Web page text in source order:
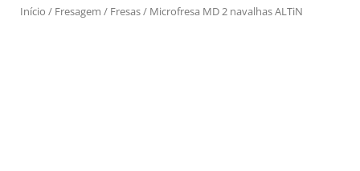
Início / Fresagem / Fresas/ Microfresa MD 2 navalhas ALTiN